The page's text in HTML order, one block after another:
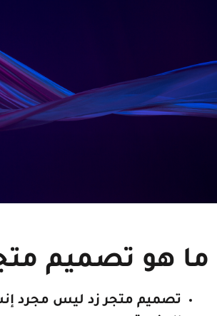
تصميم متجر
متجر زد ليس مجرد إنشاء